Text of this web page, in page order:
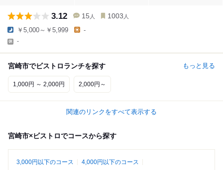
3.12 15 人 1003 人
￥5,000～￥5,999 -
-
宮崎市でビストロランチを探す もっと見る
1,000円 ～ 2,000円 2,000円～
関連のリンクをすべて表示する
宮崎市×ビストロでコースから探す
3,000円以下のコース
4,000円以下のコース